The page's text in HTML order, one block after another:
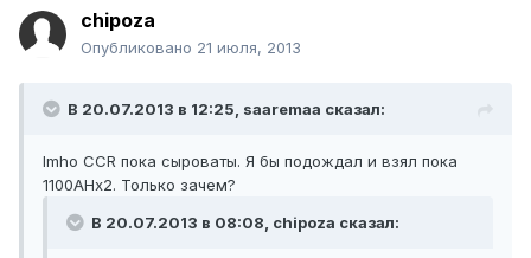
chipoza
Опубликовано 21 июля, 2013
В 20.07.2013 в 12:25, saaremaa сказал:
Imho CCR пока сыроваты. Я бы подождал и взял пока
1100AHx2. Только зачем?
В 20.07.2013 в 08:08, chipoza сказал: